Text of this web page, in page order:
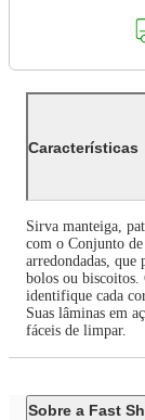
Características
Sirva manteiga,
com o Conjunto
arredondadas, que
bolos ou biscoitos.
identifique cada
Suas lâminas em
fáceis de limpar.
Sobre a Fast